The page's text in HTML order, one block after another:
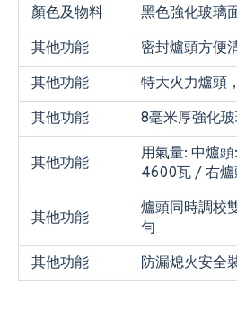
顏色及物料
黑色強化玻璃
其他功能
密封爐頭方便
其他功能
特大火力爐頭
其他功能
8毫米厚強化
其他功能
用氣量: 中爐
4600瓦 / 右
其他功能
爐頭同時調校
勻
其他功能
防漏熄火安全